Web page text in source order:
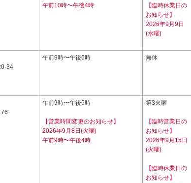
午前10時〜午後4時
【臨時休業日の
お知らせ】
2026年9月9日
(水曜)
34
午前9時〜午後6時 無休
午前9時〜午後6時
【営業時間変更のお知らせ】
2026年9月8日(火曜)
午前9時〜午後4時
第3火曜
【臨時営業日の
お知らせ】
2026年9月15日
(火曜)
【臨時休業日の
お知らせ】